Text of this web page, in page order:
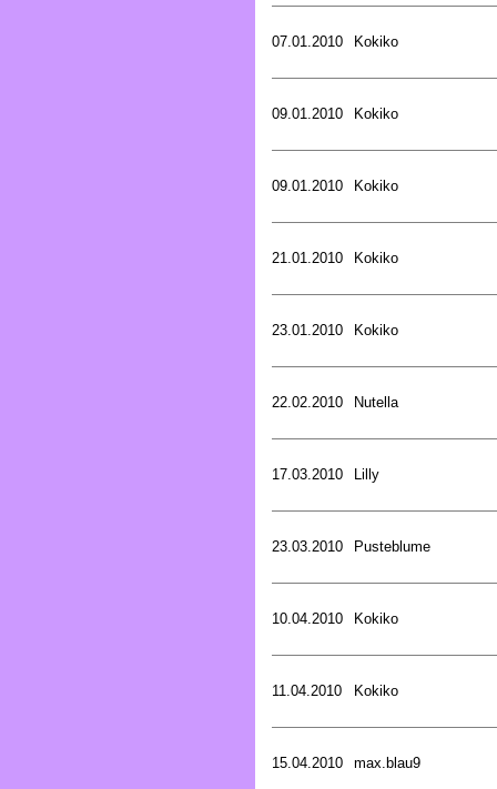
07.01.2010 Kokiko
09.01.2010 Kokiko
09.01.2010 Kokiko
21.01.2010 Kokiko
23.01.2010 Kokiko
22.02.2010 Nutella
17.03.2010 Lilly
23.03.2010 Pusteblume
10.04.2010 Kokiko
11.04.2010 Kokiko
15.04.2010 max.blau9